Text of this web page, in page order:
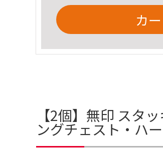
カ
【2個】無印 スタ
ングチェスト・ハ